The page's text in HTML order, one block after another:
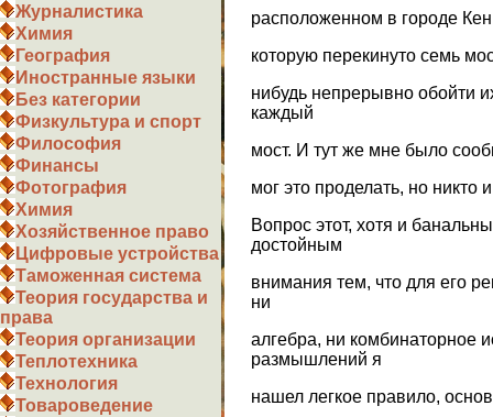
Журналистика
Химия
География
Иностранные языки
Без категории
Физкультура и спорт
Философия
Финансы
Фотография
Химия
Хозяйственное право
Цифровые устройства
Таможенная система
Теория государства и
права
Теория организации
Теплотехника
Технология
Товароведение
расположенном в городе
которую перекинуто семь
нибудь непрерывно обойти
каждый
мост. И тут же мне было
мог это проделать, но никто
Вопрос этот, хотя и
достойным
внимания тем, что для его
ни
алгебра, ни комбинаторное
размышлений я
нашел легкое правило,